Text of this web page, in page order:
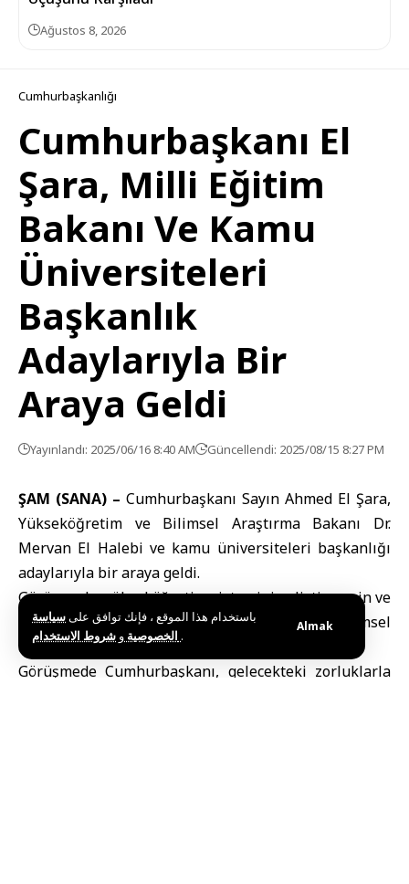
باستخدام هذا الموقع ، فإنك توافق علىسياسة
الخصوصية و .
Almak
Ağustos 8, 2026
Cumhurbaşkanlığı
Cumhurbaşkanı El
Şara, Milli Eğitim
Bakanı Ve Kamu
Üniversiteleri
Başkanlık
Adaylarıyla Bir
Araya Geldi
Yayınlandı: 2025/06/16 8:40 AM Güncellendi: 2025/08/15 8:27 PM
ŞAM (SANA) – Cumhurbaşkanı Sayın Ahmed El Şara,
Yükseköğretim ve Bilimsel Araştırma Bakanı Dr.
Mervan El Halebi ve kamu üniversiteleri başkanlığı
adaylarıyla bir araya geldi.
Görüşmede, yükseköğretim sistemini geliştirmenin ve
ulusal kalkınma hedeflerine hizmet edecek bilimsel
araştırmaları artırmanın yolları ele alındı.
Görüşmede Cumhurbaşkanı, gelecekteki zorluklarla